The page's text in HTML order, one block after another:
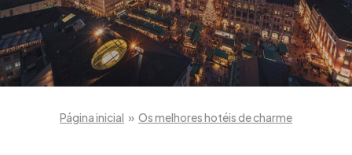
Página inicial » Os melhores hotéis de charme